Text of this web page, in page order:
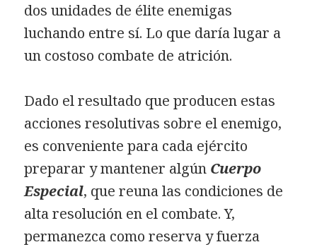
dos unidades de élite enemigas
luchando entre sí. Lo que daría lugar a
un costoso combate de atrición.
Dado el resultado que producen estas
acciones resolutivas sobre el enemigo,
es conveniente para cada ejército
preparar y mantener algún Cuerpo
Especial, que reuna las condiciones de
alta resolución en el combate. Y,
permanezca como reserva y fuerza